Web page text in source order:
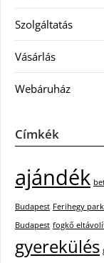
Szolgáltatás
Vásárlás
Webáruház
Címkék
ajándék
Budapest Ferihegy
Budapest fogkő
gyerekülés